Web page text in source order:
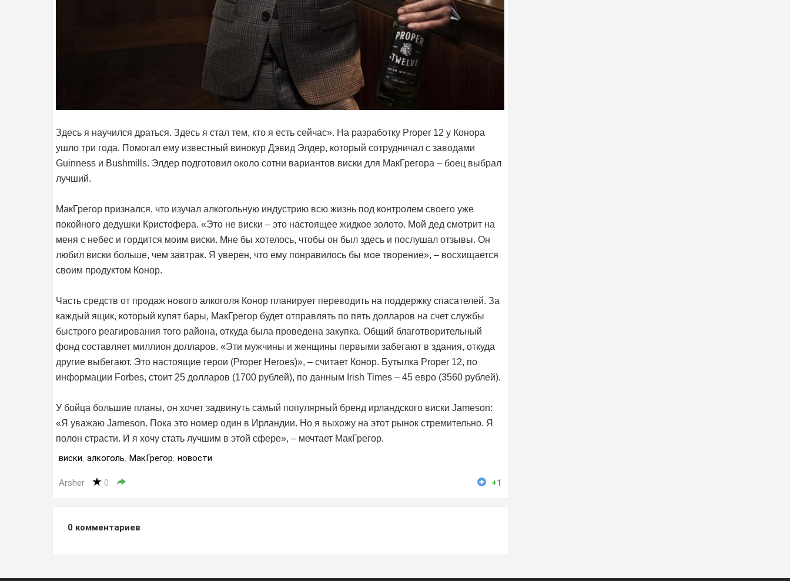
Здесь я научился драться. Здесь я стал тем, кто я есть сейчас». На разработку Proper 12 у Конора
ушло три года. Помогал ему известный винокур Дэвид Элдер, который сотрудничал с заводами
Guinness и Bushmills. Элдер подготовил около сотни вариантов виски для МакГрегора – боец выбрал
лучший.
МакГрегор признался, что изучал алкогольную индустрию всю жизнь под контролем своего уже
покойного дедушки Кристофера. «Это не виски – это настоящее жидкое золото. Мой дед смотрит на
меня с небес и гордится моим виски. Мне бы хотелось, чтобы он был здесь и послушал отзывы. Он
любил виски больше, чем завтрак. Я уверен, что ему понравилось бы мое творение», – восхищается
своим продуктом Конор.
Часть средств от продаж нового алкоголя Конор планирует переводить на поддержку спасателей. За
каждый ящик, который купят бары, МакГрегор будет отправлять по пять долларов на счет службы
быстрого реагирования того района, откуда была проведена закупка. Общий благотворительный
фонд составляет миллион долларов. «Эти мужчины и женщины первыми забегают в здания, откуда
другие выбегают. Это настоящие герои (Proper Heroes)», – считает Конор. Бутылка Proper 12, по
информации Forbes, стоит 25 долларов (1700 рублей), по данным Irish Times – 45 евро (3560 рублей).
У бойца большие планы, он хочет задвинуть самый популярный бренд ирландского виски Jameson:
«Я уважаю Jameson. Пока это номер один в Ирландии. Но я выхожу на этот рынок стремительно. Я
полон страсти. И я хочу стать лучшим в этой сфере», – мечтает МакГрегор.
виски, алкоголь, МакГрегор, новости
Arsher 0 +1
0 комментариев